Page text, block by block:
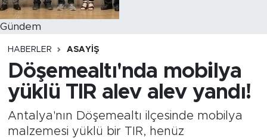
Gündem
HABERLER ASAYIŞ
Döşemealtı'nda mobilya
yüklü TIR alev alev yandı!
Antalya'nın Döşemealtı ilçesinde mobilya
malzemesi yüklü bir TIR, henüz
Turizm